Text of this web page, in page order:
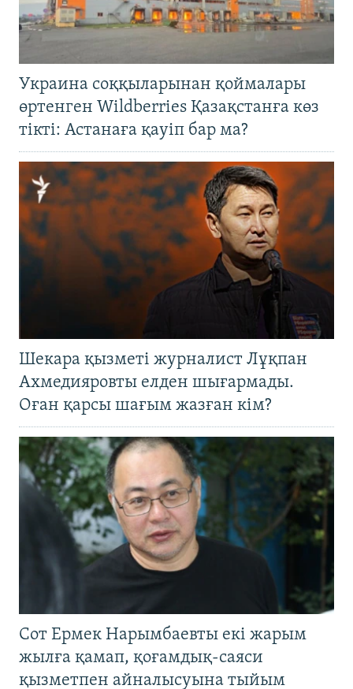
Украина соққыларынан қоймалары
өртенген Wildberries Қазақстанға көз
тікті: Астанаға қауіп бар ма?
Шекара қызметі журналист Лұқпан
Ахмедияровты елден шығармады.
Оған қарсы шағым жазған кім?
Сот Ермек Нарымбаевты екі жарым
жылға қамап, қоғамдық-саяси
қызметпен айналысуына тыйым